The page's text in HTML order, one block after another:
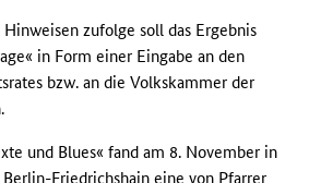
zufolge soll das Ergebnis
in Form einer Eingabe an den
bzw. an die Volkskammer der
und Blues« fand am 8. November in
Friedrichshain eine von Pfarrer